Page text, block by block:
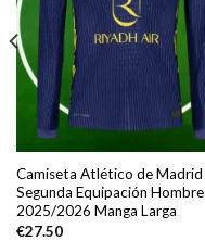
Camiseta Atlético de Madrid
Segunda Equipación Hombre
2025/2026 Manga Larga
€27.50